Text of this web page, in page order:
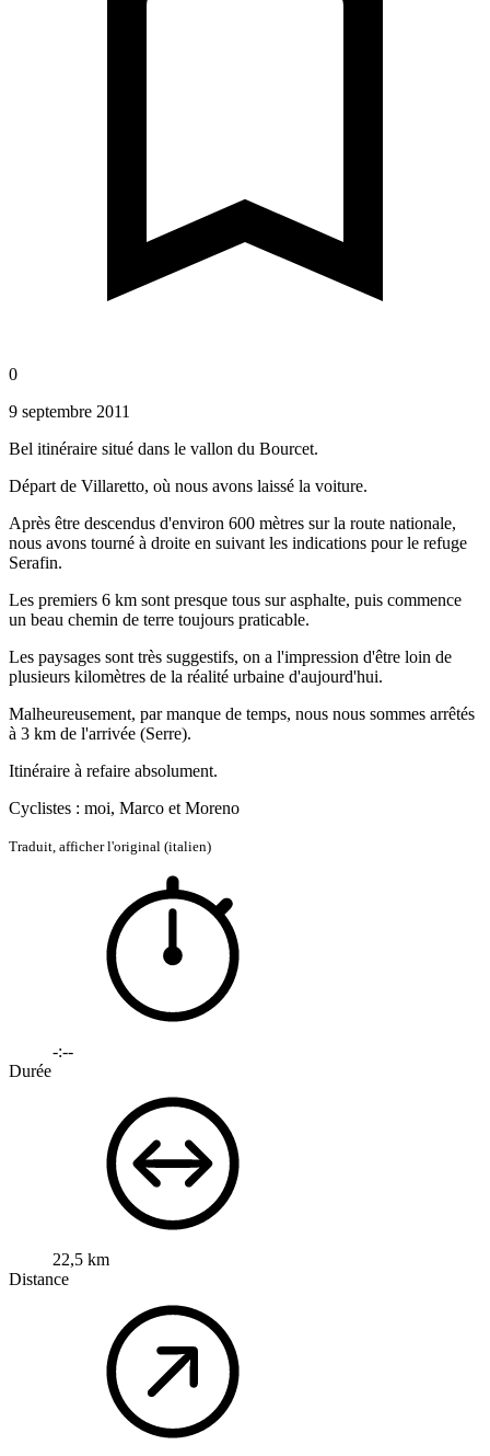
0
9 septembre 2011
Bel itinéraire situé dans le vallon du Bourcet.
Départ de Villaretto, où nous avons laissé la voiture.
Après être descendus d'environ 600 mètres sur la route nationale,
nous avons tourné à droite en suivant les indications pour le refuge
Serafin.
Les premiers 6 km sont presque tous sur asphalte, puis commence
un beau chemin de terre toujours praticable.
Les paysages sont très suggestifs, on a l'impression d'être loin de
plusieurs kilomètres de la réalité urbaine d'aujourd'hui.
Malheureusement, par manque de temps, nous nous sommes arrêtés
à 3 km de l'arrivée (Serre).
Itinéraire à refaire absolument.
Cyclistes : moi, Marco et Moreno
Traduit, afficher l'original (italien)
-:--
Durée
22,5 km
Distance